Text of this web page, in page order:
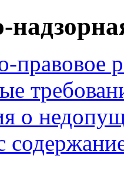
правовое
о